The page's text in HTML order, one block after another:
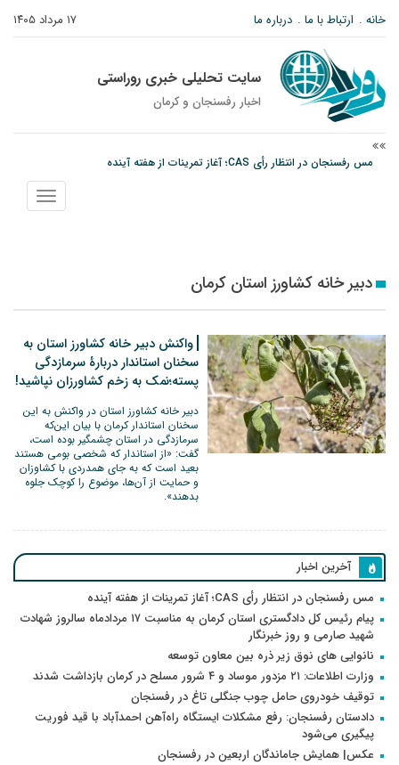
۱۷ مرداد ۱۴۰۵ خانه ارتباط با ما درباره ما
سایت تحلیلی خبری روراستی
اخبار رفسنجان و كرمان
مس رفسنجان در انتظار رأی CAS؛ آغاز تمرینات از هفته آینده
پیام رئیس کل دادگستری استان کرمان به مناسبت ۱۷ مردادماه سالروز شهادت شهید
نمایش
منو
دبیر خانه کشاورز استان کرمان
واکنش دبیر خانه کشاورز استان به
سخنان استاندار دربارۀ سرمازدگی
پسته؛نمک به زخم کشاورزان نپاشید!
دبیر خانه کشاورز استان در واکنش به این
سخنان استاندار کرمان با بیان این‌که
سرمازدگی در استان چشمگیر بوده است،
گفت: «از استاندار که شخصی بومی هستند
بعید است که به جای همدردی با کشاوزان
و حمایت از آن‌ها، موضوع را کوچک جلوه
بدهند».
آخرین اخبار
مس رفسنجان در انتظار رأی CAS؛ آغاز تمرینات از هفته آینده
پیام رئیس کل دادگستری استان کرمان به مناسبت ۱۷ مردادماه سالروز شهادت
شهید صارمی و روز خبرنگار
نانوایی های نوق زیر ذره بین معاون توسعه
وزارت اطلاعات: ۲۱ مزدور موساد و ۴ شرور مسلح در کرمان بازداشت شدند
توقیف خودروی حامل چوب جنگلی تاغ در رفسنجان
دادستان رفسنجان: رفع مشکلات ایستگاه راه‌آهن احمدآباد با قید فوریت
پیگیری می‌شود
عکس| همایش جاماندگان اربعین در رفسنجان